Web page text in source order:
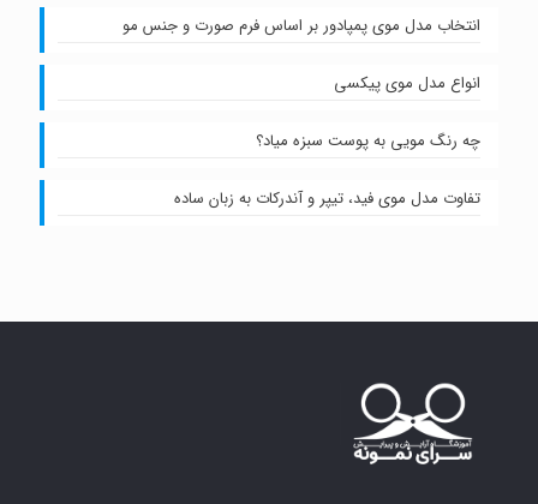
انتخاب مدل موی پمپادور بر اساس فرم صورت و جنس مو
انواع مدل موی پیکسی
چه رنگ مویی به پوست سبزه میاد؟
تفاوت مدل موی فید، تیپر و آندرکات به زبان ساده